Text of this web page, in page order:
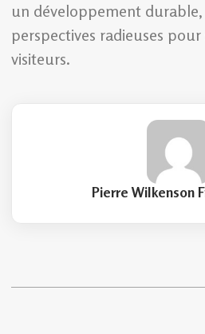
un développement
perspectives radieuses
visiteurs.
Pierre Wilkenson